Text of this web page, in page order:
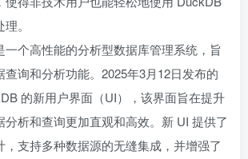
。
一个高性能的分析型数据库管理系统，旨
询和分析功能。2025年3月12日发布的
的新用户界面（UI），该界面旨在提升
分析和查询更加直观和高效。新 UI 提供了
，支持多种数据源的无缝集成，并增强了